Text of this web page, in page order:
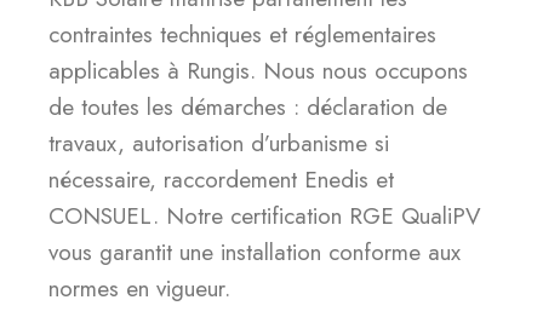
contraintes techniques et réglementaires
applicables à Rungis. Nous nous occupons
de toutes les démarches : déclaration de
travaux, autorisation d’urbanisme si
nécessaire, raccordement Enedis et
CONSUEL. Notre certification RGE QualiPV
vous garantit une installation conforme aux
normes en vigueur.